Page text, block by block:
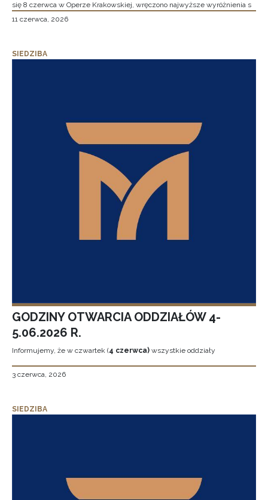
się 8 czerwca w Operze Krakowskiej, wręczono najwyższe wyróżnienia s
11 czerwca, 2026
SIEDZIBA
GODZINY OTWARCIA ODDZIAŁÓW 4-
5.06.2026 R.
Informujemy, że w czwartek (4 czerwca) wszystkie oddziały
3 czerwca, 2026
SIEDZIBA